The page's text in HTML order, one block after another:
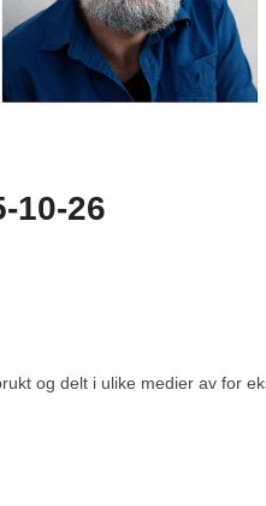
10-26
og delt i ulike medier av for